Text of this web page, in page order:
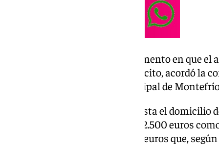
Los hechos se remontan al momento en que
actuando con ánimo de lucro ilícito, acordó la
una mujer en el término municipal de
Posteriormente, se desplazó hasta el domicilio
de Alomartes, donde le entregó 2.500 euros
repartidos en 25 billetes de 100 euros que,